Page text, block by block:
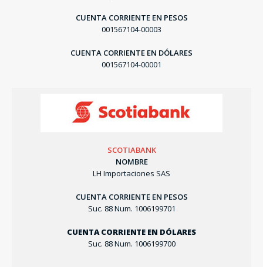
CUENTA CORRIENTE EN PESOS
001567104-00003
CUENTA CORRIENTE EN DÓLARES
001567104-00001
SCOTIABANK
NOMBRE
LH Importaciones SAS
CUENTA CORRIENTE EN PESOS
Suc. 88 Num. 1006199701
CUENTA CORRIENTE EN DÓLARES
Suc. 88 Num. 1006199700